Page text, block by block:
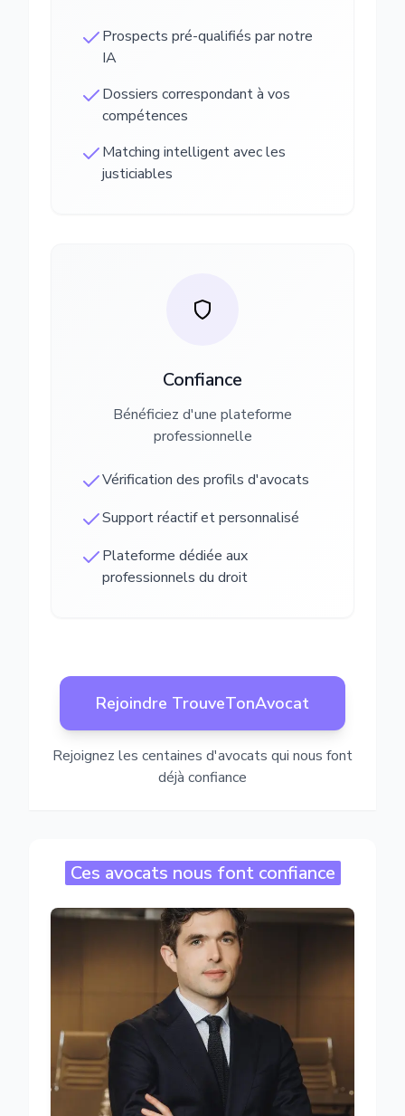
Prospects pré-qualifiés par notre
IA
Dossiers correspondant à vos
compétences
Matching intelligent avec les
justiciables
Confiance
Bénéficiez d'une plateforme
professionnelle
Vérification des profils d'avocats
Support réactif et personnalisé
Plateforme dédiée aux
professionnels du droit
Rejoindre TrouveTonAvocat
Rejoignez les centaines d'avocats qui nous font
déjà confiance
Ces avocats nous font confiance